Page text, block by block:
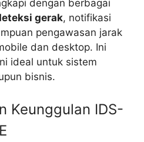
dengan berbagai
gerak, notifikasi
pengawasan jarak
dan desktop. Ini
ideal untuk sistem
bisnis.
Keunggulan IDS-